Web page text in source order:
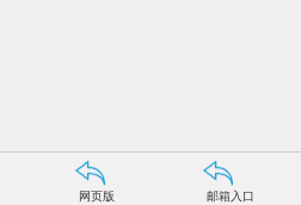
网页版 邮箱入口